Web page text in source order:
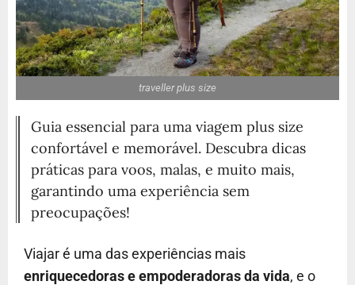
traveller plus size
Guia essencial para uma viagem plus size
confortável e memorável. Descubra dicas
práticas para voos, malas, e muito mais,
garantindo uma experiência sem
preocupações!
Viajar é uma das experiências mais
enriquecedoras e empoderadoras da vida, e o